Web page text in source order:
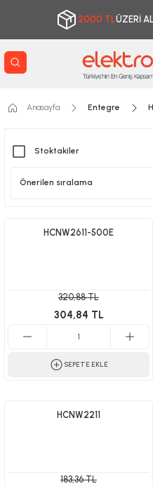
2000 TLÜZERİ
Anasayfa Entegre
Stoktakiler
HCNW2611-500E
320,88 TL
304,84 TL
SEPETE EKLE
HCNW2211
183,36 TL